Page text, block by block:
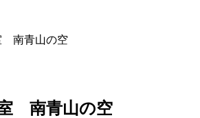
南青山の空
南青山の空